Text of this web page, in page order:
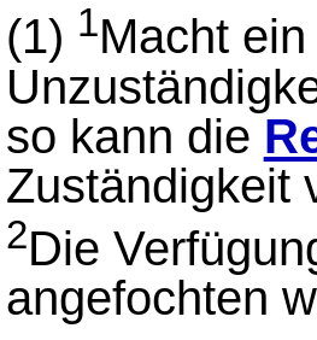
(1) 1Macht
so kann die
Zuständigkeit
2Die
angefochten